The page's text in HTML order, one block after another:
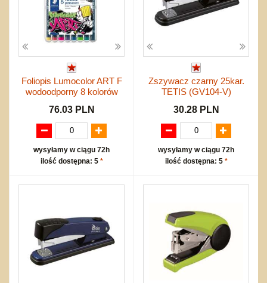
Foliopis Lumocolor ART F
wodoodporny 8 kolorów
76.03 PLN
wysyłamy w ciągu 72h
ilość dostępna: 5 *
Zszywacz czarny 25kar.
TETIS (GV104-V)
30.28 PLN
wysyłamy w ciągu 72h
ilość dostępna: 5 *